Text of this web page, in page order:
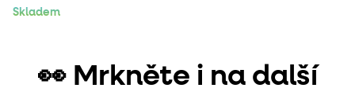
Skladem
👀 Mrkněte i na další